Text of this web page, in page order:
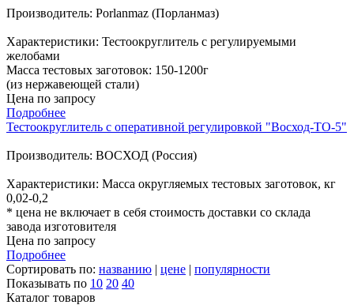
Производитель: Porlanmaz (Порланмаз)
Характеристики: Тестоокруглитель с регулируемыми
желобами
Масса тестовых заготовок: 150-1200г
(из нержавеющей стали)
Цена по запросу
Подробнее
Тестоокруглитель с оперативной регулировкой "Восход-ТО-5"
Производитель: ВОСХОД (Россия)
Характеристики: Масса округляемых тестовых заготовок, кг
0,02-0,2
* цена не включает в себя стоимость доставки со склада
завода изготовителя
Цена по запросу
Подробнее
Сортировать по: названию | цене | популярности
Показывать по 10 20 40
Каталог товаров